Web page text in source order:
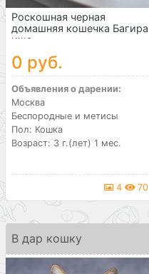
Роскошная черная
домашняя кошечка Багира
ище...
0 руб.
Объявления о дарении:
Москва
Беспородные и метисы
Пол: Кошка
Возраст: 3 г.(лет) 1 мес.
4 70
В дар кошку